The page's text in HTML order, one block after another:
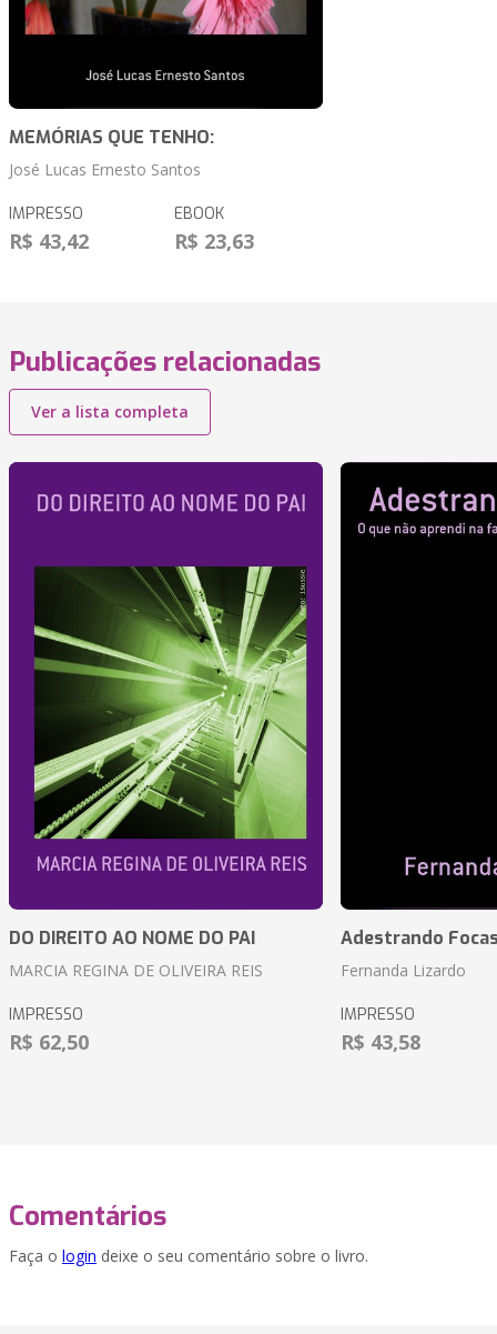
MEMÓRIAS QUE TENHO:
José Lucas Ernesto Santos
IMPRESSO
R$ 43,42
EBOOK
R$ 23,63
Publicações relacionadas
Ver a lista completa
DO DIREITO AO NOME DO PAI
MARCIA REGINA DE OLIVEIRA REIS
IMPRESSO
R$ 62,50
Adestrando
Fernanda Lizardo
IMPRESSO
R$ 43,58
Comentários
Faça o login deixe o seu comentário sobre o livro.